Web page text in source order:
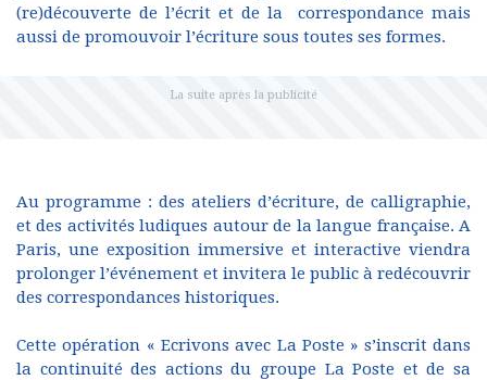
(re)découverte de l’écrit et de la correspondance mais
aussi de promouvoir l’écriture sous toutes ses formes.
Au programme : des ateliers d’écriture, de calligraphie,
et des activités ludiques autour de la langue française. A
Paris, une exposition immersive et interactive viendra
prolonger l’événement et invitera le public à redécouvrir
des correspondances historiques.
Cette opération « Ecrivons avec La Poste » s’inscrit dans
la continuité des actions du groupe La Poste et de sa